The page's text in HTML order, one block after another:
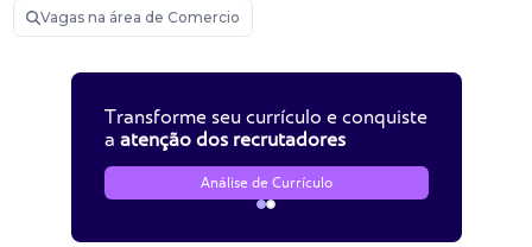
Vagas na área de Comercio
Transforme seu currículo e conquiste
a atenção dos recrutadores
Análise de Currículo